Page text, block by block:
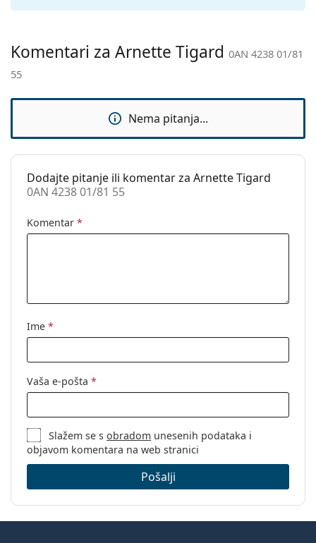
Kategorija:
Sunčane naočale
Upotreba:
Moda
Komentari za Arnette Tigard 0AN 4238 01/81
55
Nema pitanja...
Dodajte pitanje ili komentar za Arnette Tigard
0AN 4238 01/81 55
Komentar *
Ime *
Vaša e-pošta *
Slažem se sobradom unesenih podataka i
objavom komentara na web stranici
Pošalji